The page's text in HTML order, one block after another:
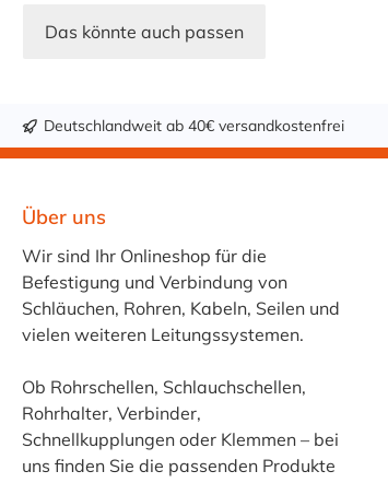
Das könnte auch passen
Deutschlandweit ab 40€ versandkostenfrei
Über uns
Wir sind Ihr Onlineshop für die
Befestigung und Verbindung von
Schläuchen, Rohren, Kabeln, Seilen und
vielen weiteren Leitungssystemen.
Ob Rohrschellen, Schlauchschellen,
Rohrhalter, Verbinder,
Schnellkupplungen oder Klemmen – bei
uns finden Sie die passenden Produkte